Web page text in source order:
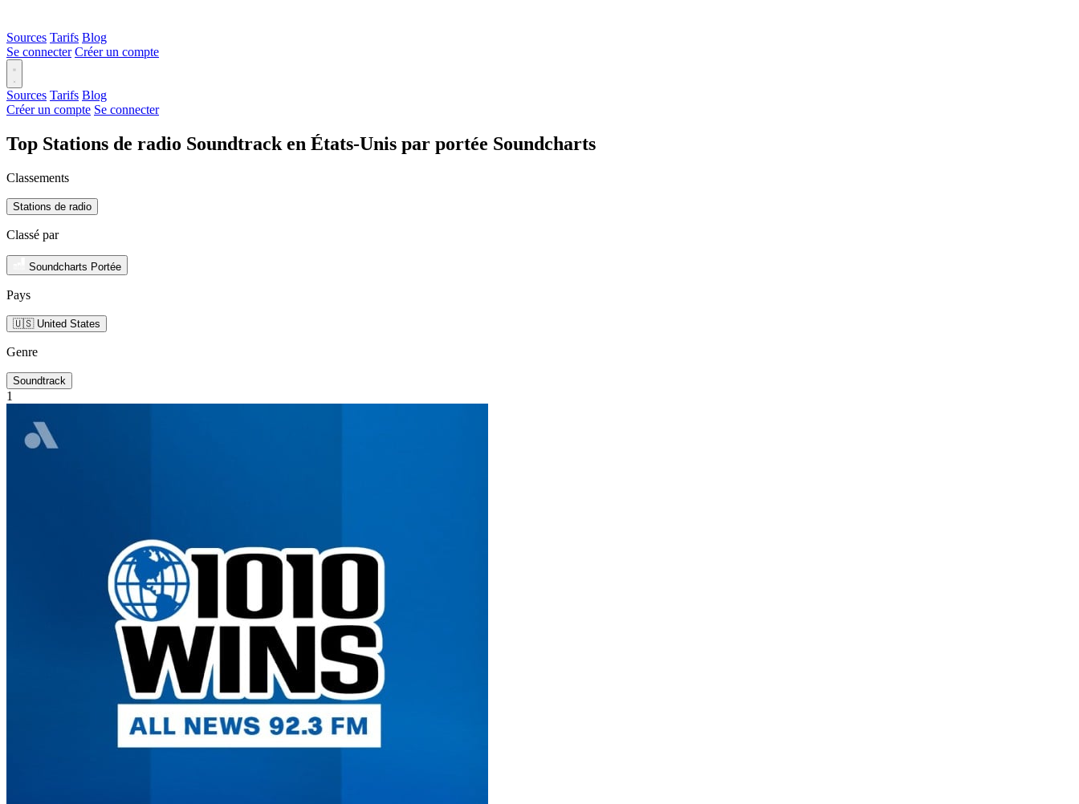
Sources Tarifs Blog
Se connecter Créer un compte
Sources Tarifs Blog
Créer un compte Se connecter
Top Stations de radio Soundtrack en États-Unis par portée Soundcharts
Classements
Stations de radio
Classé par
Soundcharts Portée
Pays
🇺🇸 United States
Genre
Soundtrack
1